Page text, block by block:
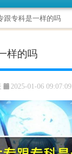
跟专科是一样的吗
样的吗
2025-01-06 09:07:09